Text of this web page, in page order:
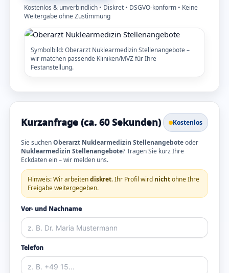
Kostenlos & unverbindlich • Diskret • DSGVO-konform • Keine
Weitergabe ohne Zustimmung
Symbolbild: Oberarzt Nuklearmedizin Stellenangebote –
wir matchen passende Kliniken/MVZ für Ihre
Festanstellung.
Kurzanfrage (ca. 60 Sekunden) Kostenlos
Sie suchenOberarzt Nuklearmedizin Stellenangeboteoder
Nuklearmedizin Stellenangebote? Tragen Sie kurz Ihre
Eckdaten ein – wir melden uns.
Hinweis: Wir arbeitendiskret. Ihr Profil wird nichtohne Ihre
Freigabe weitergegeben.
Vor- und Nachname
Telefon